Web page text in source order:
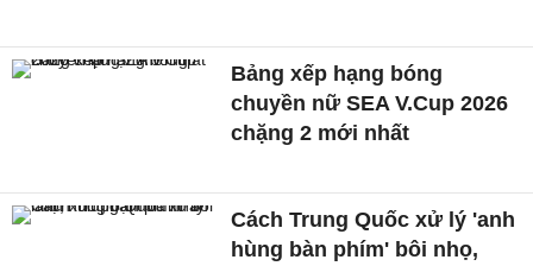
Bảng xếp hạng bóng
chuyền nữ SEA V.Cup 2026
chặng 2 mới nhất
Cách Trung Quốc xử lý 'anh
hùng bàn phím' bôi nhọ,